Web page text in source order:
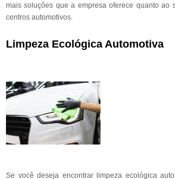
mais soluções que a empresa oferece quanto ao
centros automotivos.
Limpeza Ecológica Automotiva
Se você deseja encontrar limpeza ecológica